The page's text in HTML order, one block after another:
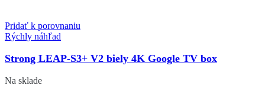
Pridať k porovnaniu
Rýchly náhľad
Strong LEAP-S3+ V2 biely 4K Google TV box
Na sklade